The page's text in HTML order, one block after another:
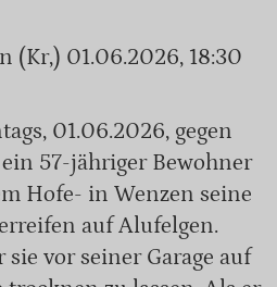
(Kr,) 01.06.2026, 18:30
01.06.2026, gegen
57-jähriger Bewohner
Hofe- in Wenzen seine
auf Alufelgen.
vor seiner Garage auf